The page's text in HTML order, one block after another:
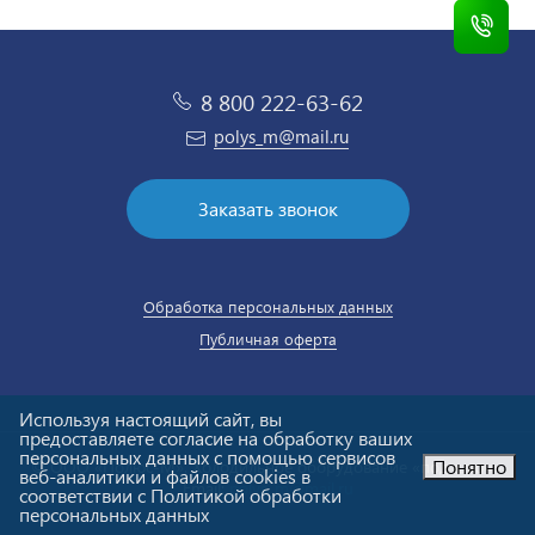
8 800 222-63-62
polys_m@mail.ru
Заказать звонок
Обработка персональных данных
Публичная оферта
© ООО «Полюс-М». Холодильное оборудование «под ключ».
Email:polys_m@mail.ru
Используя настоящий сайт, вы
предоставляете согласие на обработку ваших
персональных данных с помощью сервисов
веб-аналитики и файлов cookies в
соответствии с Политикой обработки
персональных данных
Понятно